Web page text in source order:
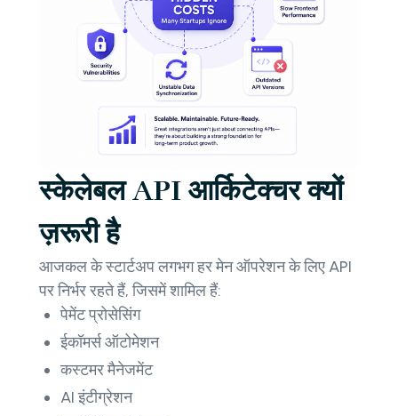
स्केलेबल API आर्किटेक्चर क्यों
ज़रूरी है
आजकल के स्टार्टअप लगभग हर मेन ऑपरेशन के लिए API
पर निर्भर रहते हैं, जिसमें शामिल हैं:
पेमेंट प्रोसेसिंग
ईकॉमर्स ऑटोमेशन
कस्टमर मैनेजमेंट
AI इंटीग्रेशन